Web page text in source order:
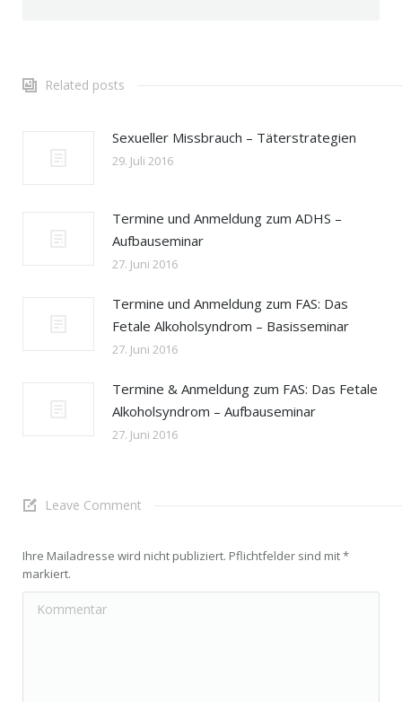
Related posts
Sexueller Missbrauch – Täterstrategien
29. Juli 2016
Termine und Anmeldung zum ADHS –
Aufbauseminar
27. Juni 2016
Termine und Anmeldung zum FAS: Das
Fetale Alkoholsyndrom – Basisseminar
27. Juni 2016
Termine & Anmeldung zum FAS: Das Fetale
Alkoholsyndrom – Aufbauseminar
27. Juni 2016
Leave Comment
Ihre Mailadresse wird nicht publiziert. Pflichtfelder sind mit*
markiert.
Kommentar